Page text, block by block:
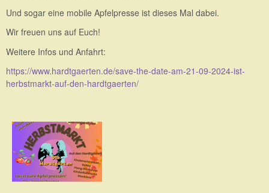
Und sogar eine mobile Apfelpresse ist dieses Mal dabei.
Wir freuen uns auf Euch!
Weitere Infos und Anfahrt:
https://www.hardtgaerten.de/save-the-date-am-21-09-2024-ist-
herbstmarkt-auf-den-hardtgaerten/